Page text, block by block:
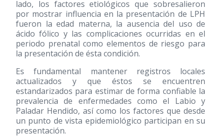
lado, los factores etiológicos que sobresalieron
por mostrar influencia en la presentación de LPH
fueron la edad materna, la ausencia del uso de
ácido fólico y las complicaciones ocurridas en el
periodo prenatal como elementos de riesgo para
la presentación de ésta condición.
Es fundamental mantener registros locales
actualizados y que éstos se encuentren
estandarizados para estimar de forma confiable la
prevalencia de enfermedades como el Labio y
Paladar Hendido, así como los factores que desde
un punto de vista epidemiológico participan en su
presentación.